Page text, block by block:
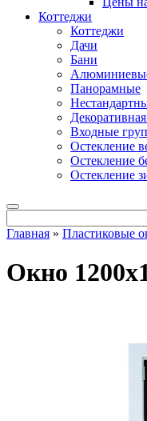
Коттеджи
Коттеджи
Дачи
Бани
Панорамные
Входные
Остекление
Остекление
Остекление
Главная » Пластиковые
Окно